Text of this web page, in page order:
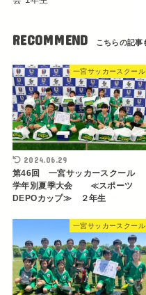
RECOMMEND
一宮サッカースクール
2024.06.29
第46回 一宮サッカースクール
学年別夏季大会 ≪スポーツ
DEPOカップ≫ ２年生
一宮サッカースクール